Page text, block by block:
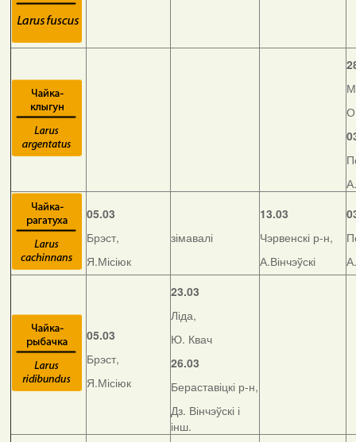
05.03
Брэст,
Я.Місіюк
зімавалі
13.03
Чэрвенскі р-н,
А.Вінчэўскі
05.03
Брэст,
Я.Місіюк
23.03
Ліда,
Ю. Квач
26.03
Бераставіцкі р-н,
Дз. Вінчэўскі і
інш.